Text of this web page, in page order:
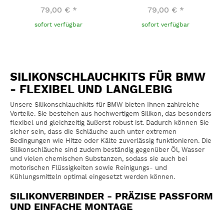
79,00 € *
sofort verfügbar
79,00 € *
sofort verfügbar
SILIKONSCHLAUCHKITS FÜR BMW
- FLEXIBEL UND LANGLEBIG
Unsere Silikonschlauchkits für BMW bieten Ihnen zahlreiche
Vorteile. Sie bestehen aus hochwertigem Silikon, das besonders
flexibel und gleichzeitig äußerst robust ist. Dadurch können Sie
sicher sein, dass die Schläuche auch unter extremen
Bedingungen wie Hitze oder Kälte zuverlässig funktionieren. Die
Silikonschläuche sind zudem beständig gegenüber Öl, Wasser
und vielen chemischen Substanzen, sodass sie auch bei
motorischen Flüssigkeiten sowie Reinigungs- und
Kühlungsmitteln optimal eingesetzt werden können.
SILIKONVERBINDER - PRÄZISE PASSFORM
UND EINFACHE MONTAGE